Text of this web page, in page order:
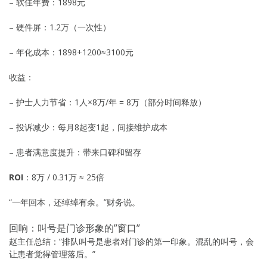
– 硬件屏：1.2万（一次性）
– 年化成本：1898+1200≈3100元
收益：
– 护士人力节省：1人×8万/年 = 8万（部分时间释放）
– 投诉减少：每月8起变1起，间接维护成本
– 患者满意度提升：带来口碑和留存
ROI ：8万 / 0.31万 ≈ 25倍
“一年回本，还绰绰有余。”财务说。
回响：叫号是门诊形象的”窗口”
赵主任总结：”排队叫号是患者对门诊的第一印象。混乱的叫号，会
让患者觉得管理落后。”